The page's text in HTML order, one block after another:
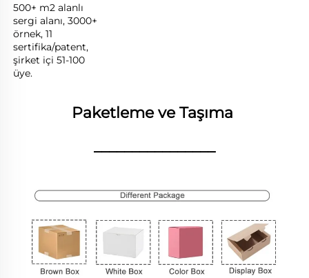
500+ m2 alanlı
sergi alanı, 3000+
örnek, 11
sertifika/patent,
şirket içi 51-100
üye.
Paketleme ve Taşıma
________________